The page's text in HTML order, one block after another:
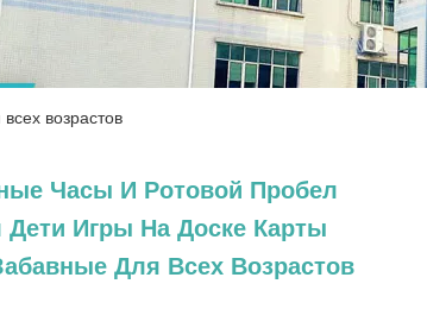
возрастов
Часы И Ротовой Пробел
Дети Игры На Доске Карты
Для Всех Возрастов